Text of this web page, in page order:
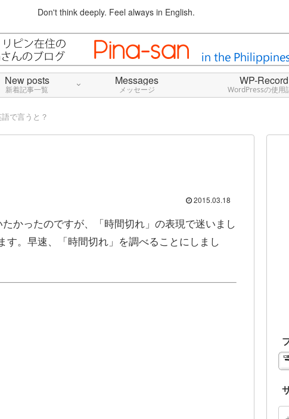
Don't think deeply. Feel always in English.
New posts
新着記事一覧
Messages
メッセージ
WP-Record
WordPressの使用
で言うと？
2015.03.18
かったのですが、「時間切れ」の表現で迷いまし
。早速、「時間切れ」を調べることにしまし